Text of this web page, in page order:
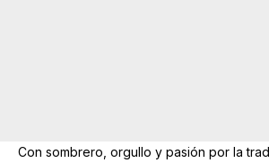
Con sombrero, orgullo y pasión por la